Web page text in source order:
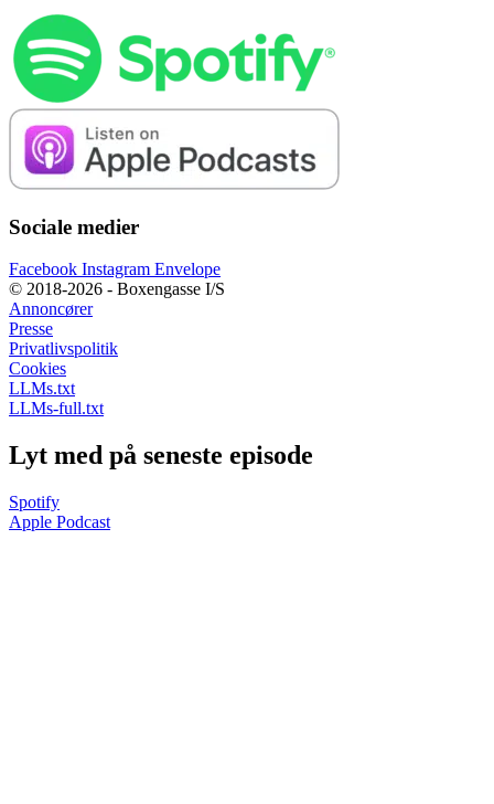
Sociale medier
Facebook Instagram Envelope
© 2018-2026 - Boxengasse I/S
Annoncører
Presse
Privatlivspolitik
Cookies
LLMs.txt
LLMs-full.txt
Lyt med på seneste episode
Spotify
Apple Podcast